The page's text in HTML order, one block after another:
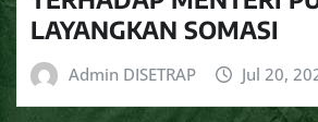
LAYANGKAN SOMASI
Admin DISETRAP Jul 20,